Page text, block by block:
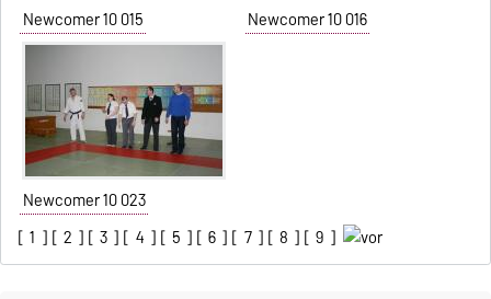
Newcomer 10 015 Newcomer 10 016
Newcomer 10 023
[ 1 ] [ 2 ] [ 3 ] [ 4 ] [ 5 ] [ 6 ] [ 7 ] [ 8 ] [ 9 ]